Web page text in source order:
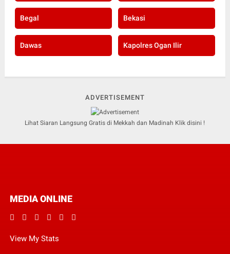
Begal Bekasi
Dawas Kapolres Ogan Ilir
ADVERTISEMENT
Lihat Siaran Langsung Gratis di Mekkah dan Madinah Klik disini !
MEDIA ONLINE
View My Stats